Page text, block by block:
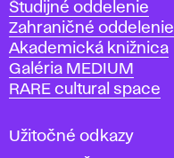
k
á
š
k
o
a
Študijné oddelenie
Zahraničné oddelenie
Akademická knižnica
Galéria MEDIUM
RARE cultural space
Užitočné odkazy